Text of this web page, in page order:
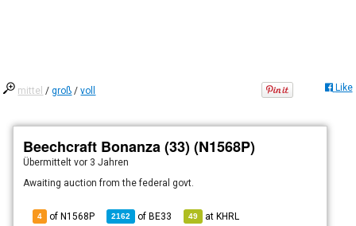
mittel /groß /voll Like
Beechcraft Bonanza (33) (N1568P)
Übermitteltvor 3 Jahren
Awaiting auction from the federal govt.
4 of N1568P 2162 ofBE33 49 atKHRL